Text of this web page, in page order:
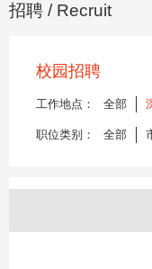
招聘 / Recruit
校园招聘
工作地点： 全部
职位类别： 全部